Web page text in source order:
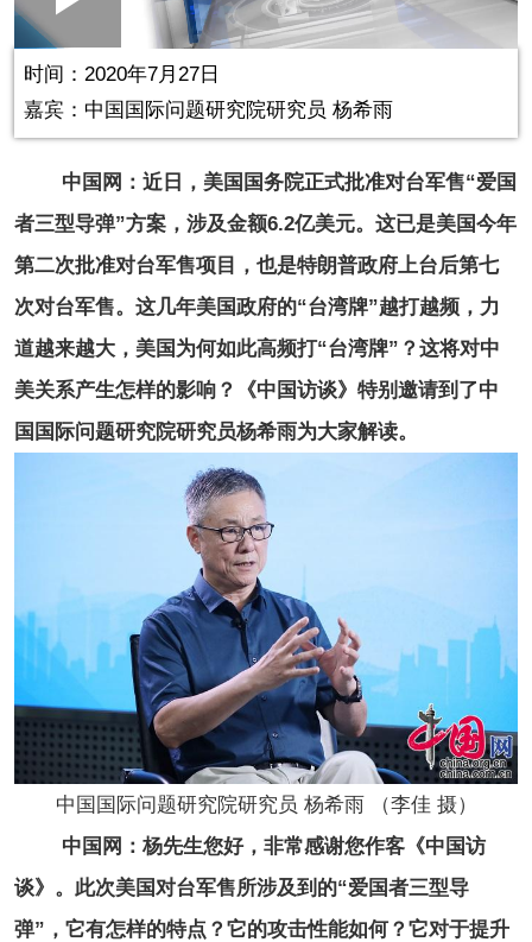
Play
Video
Picture-
in-
Picture
时间：2020年7月27日
嘉宾：中国国际问题研究院研究员 杨希雨
中国网：近日，美国国务院正式批准对台军售“爱国
者三型导弹”方案，涉及金额6.2亿美元。这已是美国今年
第二次批准对台军售项目，也是特朗普政府上台后第七
次对台军售。这几年美国政府的“台湾牌”越打越频，力
道越来越大，美国为何如此高频打“台湾牌”？这将对中
美关系产生怎样的影响？《中国访谈》特别邀请到了中
国国际问题研究院研究员杨希雨为大家解读。
中国国际问题研究院研究员 杨希雨 （李佳 摄）
中国网：杨先生您好，非常感谢您作客《中国访
谈》。此次美国对台军售所涉及到的“爱国者三型导
弹”，它有怎样的特点？它的攻击性能如何？它对于提升